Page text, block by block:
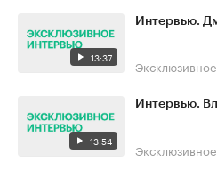
13:37
Интервью.
13:54
Интервью.